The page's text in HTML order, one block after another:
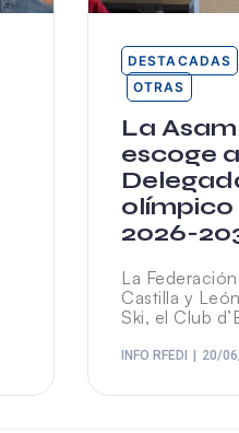
DESTACADAS
OTRAS
La
escoge
2026-
La
Castilla y
Ski, el Club
INFO RFEDI 20/